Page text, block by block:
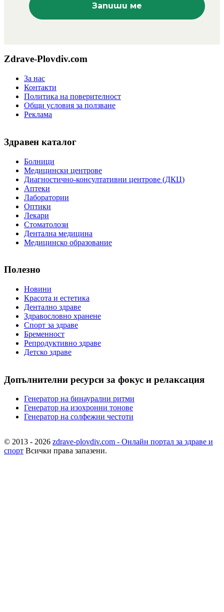
Zdrave-Plovdiv.com
За нас
Контакти
Политика на поверителност
Общи условия за ползване
Реклама
Здравен каталог
Болници
Медицински центрове
Диагностично-консултативни центрове (ДКЦ)
Аптеки
Лаборатории
Оптики
Лекари
Стоматолози
Дентална медицина
Медицинско образование
Полезно
Новини
Красота и естетика
Дентално здраве
Здравословно хранене
Спорт за здраве
Бременност
Репродуктивно здраве
Детско здраве
Допълнителни ресурси за фокус и релаксация
Генератор на бинаурални ритми
Генератор на изохронни тонове
Генератор на солфежни честоти
© 2013 - 2026 zdrave-plovdiv.com - Онлайн портал за здраве и
спорт Всички права запазени.